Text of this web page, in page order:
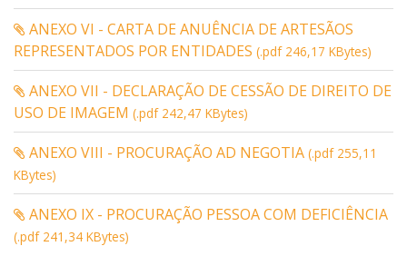
ANEXO VI - CARTA DE ANUÊNCIA DE ARTESÃOS
REPRESENTADOS POR ENTIDADES (.pdf 246,17 KBytes)
ANEXO VII - DECLARAÇÃO DE CESSÃO DE DIREITO DE
USO DE IMAGEM (.pdf 242,47 KBytes)
ANEXO VIII - PROCURAÇÃO AD NEGOTIA (.pdf 255,11
KBytes)
ANEXO IX - PROCURAÇÃO PESSOA COM DEFICIÊNCIA
(.pdf 241,34 KBytes)